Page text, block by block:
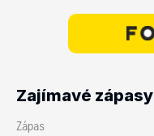
Zajímavé zápasy
Zápas